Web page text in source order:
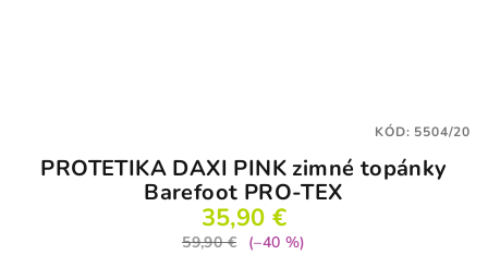
PROTETIKA DAXI PINK zimné topánky
Barefoot PRO-TEX
35,90 €
59,90 €
(–40 %)
KÓD: 5504/20